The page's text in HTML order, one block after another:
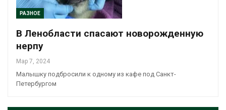
РАЗНОЕ
В Ленобласти спасают новорожденную
нерпу
Мар 7, 2024
Малышку подбросили к одному из кафе под Санкт-
Петербургом